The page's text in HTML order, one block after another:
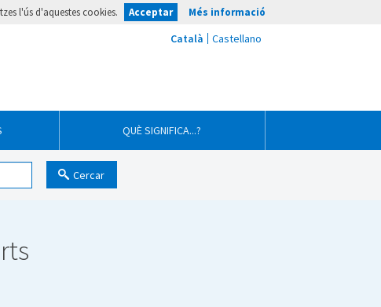
l'ús d'aquestes cookies. Acceptar Més informació
QUÈ SIGNIFICA...?
Cercar